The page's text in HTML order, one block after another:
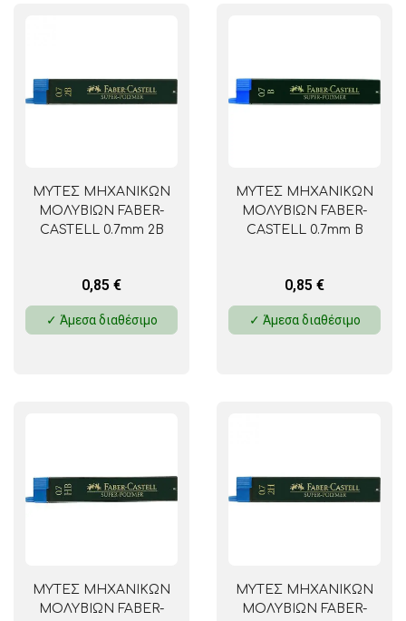
ΜΥΤΕΣ ΜΗΧΑΝΙΚΩΝ
ΜΟΛΥΒΙΩΝ FABER-
CASTELL 0.7mm 2B
0,85 €
✓ Άμεσα διαθέσιμο
ΜΥΤΕΣ ΜΗΧΑΝΙΚΩΝ
ΜΟΛΥΒΙΩΝ FABER-
CASTELL 0.7mm B
0,85 €
✓ Άμεσα διαθέσιμο
ΜΥΤΕΣ ΜΗΧΑΝΙΚΩΝ
ΜΟΛΥΒΙΩΝ FABER-
ΜΥΤΕΣ ΜΗΧΑΝΙΚΩΝ
ΜΟΛΥΒΙΩΝ FABER-